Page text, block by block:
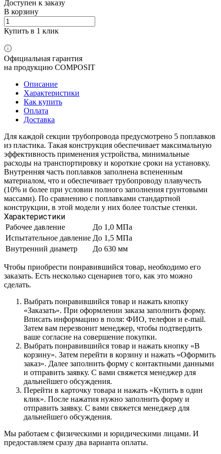
Доступен к заказу
В корзину
Купить в 1 клик
Официальная гарантия
на продукцию COMPOSIT
Описание
Характеристики
Как купить
Оплата
Доставка
Для каждой секции трубопровода предусмотрено 5 поплавков
из пластика. Такая конструкция обеспечивает максимальную
эффективность применения устройства, минимальные
расходы на транспортировку и короткие сроки на установку.
Внутренняя часть поплавков заполнена вспененным
материалом, что и обеспечивает трубопроводу плавучесть
(10% и более при условии полного заполнения грунтовыми
массами). По сравнению с поплавками стандартной
конструкции, в этой модели у них более толстые стенки.
Характеристики
Рабочее давление
До 1,0 МПа
Испытательное давление До 1,5 МПа
Внутренний диаметр
До 630 мм
Чтобы приобрести понравившийся товар, необходимо его
заказать. Есть несколько сценариев того, как это можно
сделать.
Выбрать понравившийся товар и нажать кнопку
«Заказать». При оформлении заказа заполнить форму.
Вписать информацию в поля: ФИО, телефон и e-mail.
Затем вам перезвонит менеджер, чтобы подтвердить
ваше согласие на совершение покупки.
Выбрать понравившийся товар и нажать кнопку «В
корзину». Затем перейти в корзину и нажать «Оформить
заказ». Далее заполнить форму с контактными данными
и отправить заявку. С вами свяжется менеджер для
дальнейшего обсуждения.
Перейти в карточку товара и нажать «Купить в один
клик». После нажатия нужно заполнить форму и
отправить заявку. С вами свяжется менеджер для
дальнейшего обсуждения.
Мы работаем с физическими и юридическими лицами. И
предоставляем сразу два варианта оплаты.